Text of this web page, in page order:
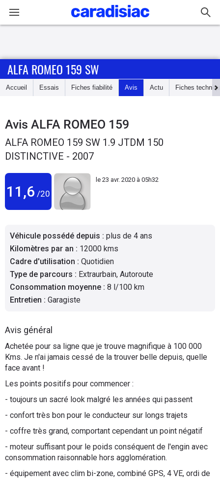
Accueil
Essais
Guide
d'achat
Utilitaires
Flottes
Auto
Services
Forum
Marques
ALFA ROMEO 159 SW
Accueil Essais Fiches fiabilité Avis Actu Fiches
Avis ALFA ROMEO 159
ALFA ROMEO 159 SW 1.9 JTDM 150
DISTINCTIVE - 2007
11,6 /20
le 23 avr. 2020 à 05h32
Véhicule possédé depuis : plus de 4 ans
Kilomètres par an : 12000 kms
Cadre d'utilisation : Quotidien
Type de parcours : Extraurbain, Autoroute
Consommation moyenne : 8 l/100 km
Entretien : Garagiste
Avis général
Achetée pour sa ligne que je trouve magnifique à 100 000
Kms. Je n'ai jamais cessé de la trouver belle depuis, quelle
face avant !
Les points positifs pour commencer :
- toujours un sacré look malgré les années qui passent
- confort très bon pour le conducteur sur longs trajets
- coffre très grand, comportant cependant un point négatif
- moteur suffisant pour le poids conséquent de l'engin avec
consommation raisonnable hors agglomération.
- équipement avec clim bi-zone, combiné GPS, 4 VE, ordi de